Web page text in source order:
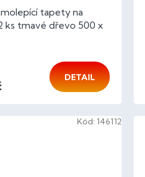
tapety na
ks tmavé dřevo 500 x
DETAIL
Kód: 146112